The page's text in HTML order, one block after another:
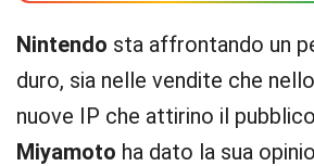
Nintendo sta affrontando un
duro, sia nelle vendite che
nuove IP che attirino il
Miyamoto ha dato la sua